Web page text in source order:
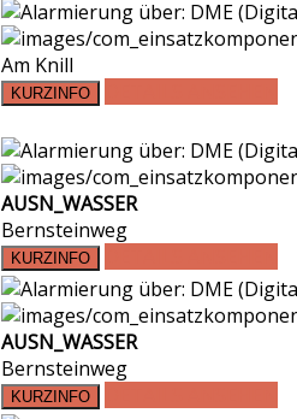
Am Knill
AUSN_WASSER
Bernsteinweg
AUSN_WASSER
Bernsteinweg